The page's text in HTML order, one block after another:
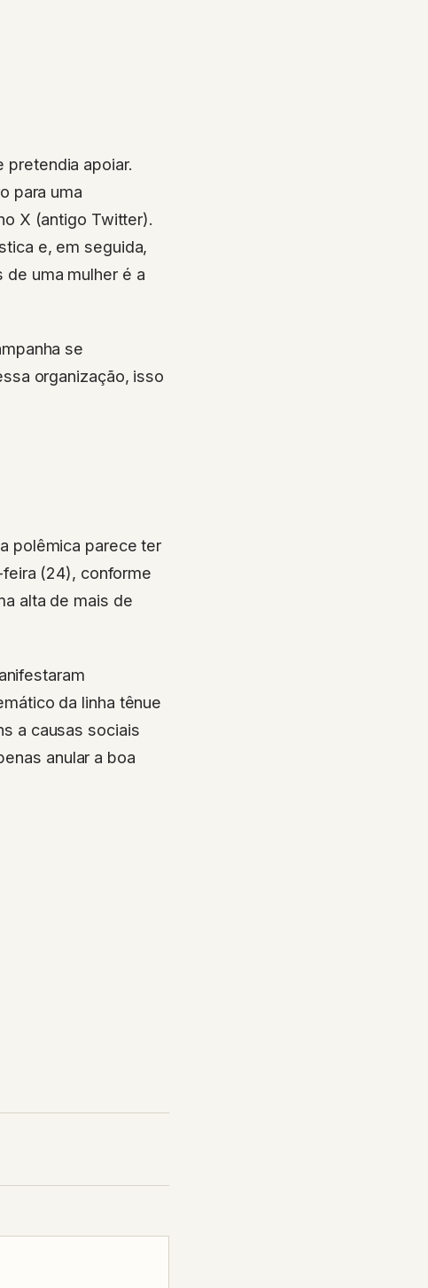
pretendia apoiar.
para uma
X (antigo Twitter).
e, em seguida,
uma mulher é a
se
organização, isso
polêmica parece ter
(24), conforme
alta de mais de
da linha tênue
a causas sociais
anular a boa